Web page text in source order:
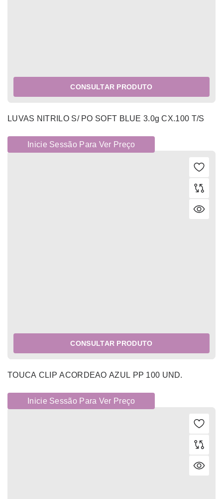
CONSULTAR PRODUTO
LUVAS NITRILO S/ PO SOFT BLUE 3.0g CX.100 T/S
Inicie Sessão Para Ver Preço
CONSULTAR PRODUTO
TOUCA CLIP ACORDEAO AZUL PP 100 UND.
Inicie Sessão Para Ver Preço